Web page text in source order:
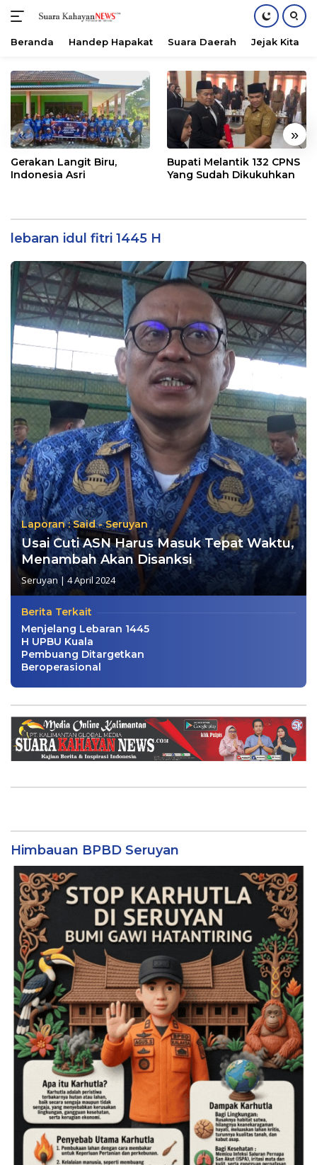
konten
Beranda Handep Hapakat Suara Daerah Jejak Kita
« »
Gerakan Langit Biru,
Indonesia Asri
Bupati Melantik 132 CPNS
Yang Sudah Dikukuhkan
lebaran idul fitri 1445 H
Laporan : Said - Seruyan
Usai Cuti ASN Harus Masuk Tepat Waktu,
Menambah Akan Disanksi
Seruyan | 4 April 2024
Berita Terkait
Menjelang Lebaran 1445
H UPBU Kuala
Pembuang Ditargetkan
Beroperasional
Himbauan BPBD Seruyan